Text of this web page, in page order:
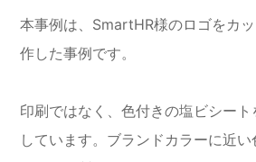
本事例は、SmartHR様のロゴをカ
作した事例です。
印刷ではなく、色付きの塩ビシート
しています。ブランドカラーに近い